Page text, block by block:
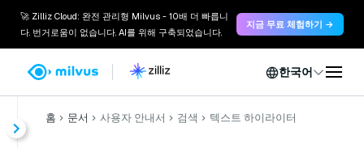
🚀 Zilliz Cloud: 완전 관리형 Milvus - 10배 더 빠릅니
다. 번거로움이 없습니다. AI를 위해 구축되었습니다.
지금 무료 체험하기 →
한국어
홈 문서 사용자 안내서 검색 텍스트 하이라이터